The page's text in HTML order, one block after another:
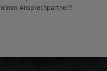
Ansprechpartner?